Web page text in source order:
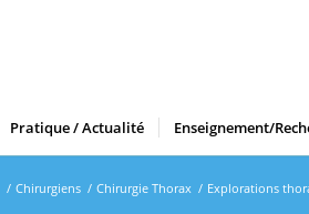
Pratique / Actualité Enseignement/
/ Chirurgiens / Chirurgie Thorax / Explorations